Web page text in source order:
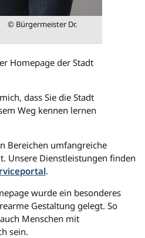
© Bürgermeister Dr.
Homepage der Stadt
dass Sie die Stadt
Weg kennen lernen
Bereichen umfangreiche
Unsere Dienstleistungen finden
.
wurde ein besonderes
Gestaltung gelegt. So
Menschen mit
sein.